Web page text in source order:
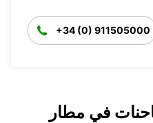
+34 (0) 911505000
في مطار